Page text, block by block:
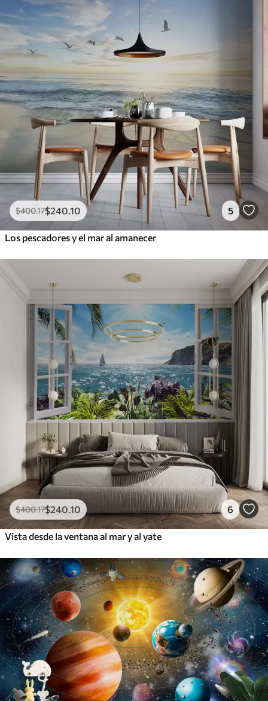
$400.17$240 .10 5
Los pescadores y el mar al amanecer
$400.17$240 .10 6
Vista desde la ventana al mar y al yate